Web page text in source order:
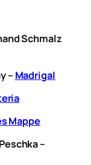
Schmalz
– Madrigal
Mappe
–